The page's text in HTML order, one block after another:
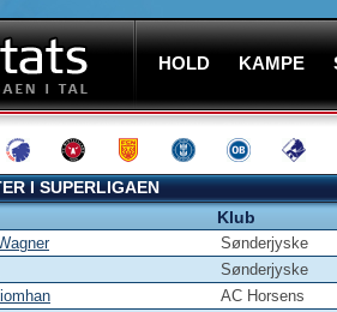
HOLD KAMPE
I SUPERLIGAEN
Klub
Sønderjyske
Sønderjyske
AC Horsens